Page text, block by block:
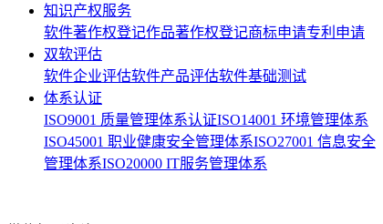
知识产权服务
软件著作权登记作品著作权登记商标申请专利申请
双软评估
软件企业评估软件产品评估软件基础测试
体系认证
ISO9001 质量管理体系认证ISO14001 环境管理体系
ISO45001 职业健康安全管理体系ISO27001 信息安全
管理体系ISO20000 IT服务管理体系